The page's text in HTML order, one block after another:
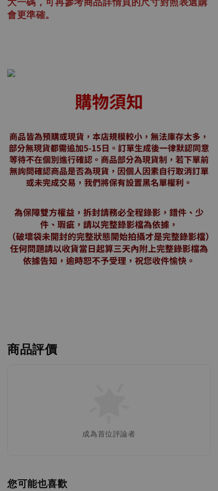
大一碼，可再參考商品詳情頁的尺寸對照表選購
會更準確。
商品評價
成為首位評論者
您可能也喜歡